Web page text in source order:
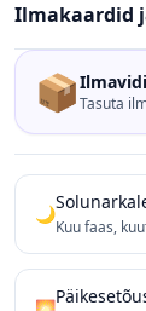
Ilmakaardid
📦Tasuta
🌙
Kuu faas,